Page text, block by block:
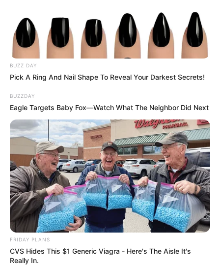
BUZZ DAY
Pick A Ring And Nail Shape To Reveal Your Darkest Secrets!
BUZZDAY
Eagle Targets Baby Fox—Watch What The Neighbor Did Next
FRIDAY PLANS
CVS Hides This $1 Generic Viagra - Here's The Aisle It's
Really In.